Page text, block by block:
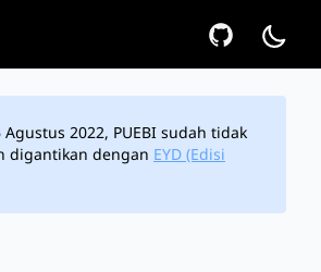
2022, PUEBI sudah tidak
digantikan dengan EYD (Edisi